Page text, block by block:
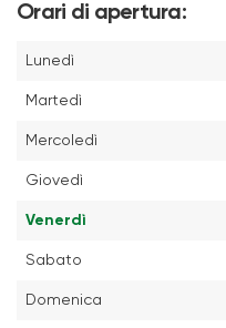
Orari di apertura:
Lunedì
Martedì
Mercoledì
Giovedì
Venerdì
Sabato
Domenica